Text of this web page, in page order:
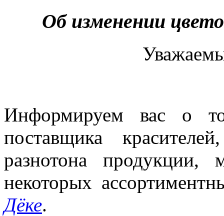
Об изменении
Информируем вас о
поставщика
разнотона продукции,
некоторых
Дёке.